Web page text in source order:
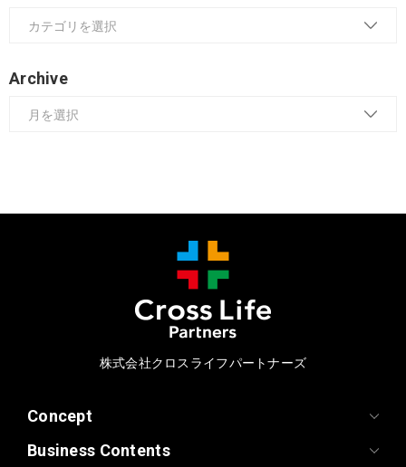
Archive
株式会社クロスライフパートナーズ
Concept
Business Contents